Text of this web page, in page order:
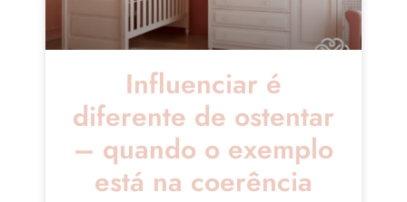
Influenciar é
diferente de ostentar
– quando o exemplo
está na coerência